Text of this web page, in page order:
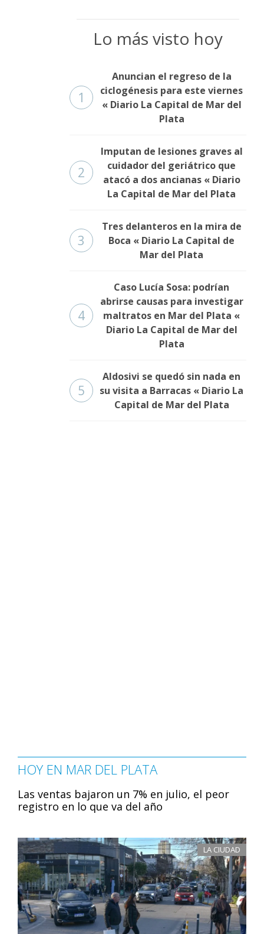
Lo más visto hoy
1
Anuncian el regreso de la
ciclogénesis para este viernes
« Diario La Capital de Mar del
Plata
2
Imputan de lesiones graves al
cuidador del geriátrico que
atacó a dos ancianas « Diario
La Capital de Mar del Plata
3
Tres delanteros en la mira de
Boca « Diario La Capital de
Mar del Plata
4
Caso Lucía Sosa: podrían
abrirse causas para investigar
maltratos en Mar del Plata «
Diario La Capital de Mar del
Plata
5
Aldosivi se quedó sin nada en
su visita a Barracas « Diario La
Capital de Mar del Plata
HOY EN MAR DEL PLATA
Las ventas bajaron un 7% en julio, el peor
registro en lo que va del año
LA CIUDAD